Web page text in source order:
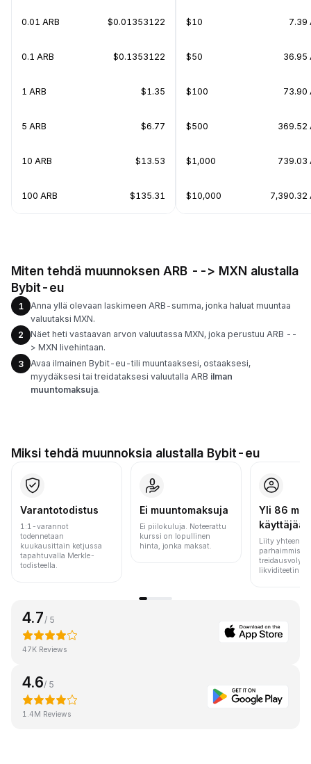
0.01 ARB $0.01353122
0.1 ARB $0.1353122
1 ARB $1.35
5 ARB $6.77
10 ARB $13.53
100 ARB $135.31
$10 7.39
$50 36.95
$100 73.90
$500 369.52
$1,000 739.03
$10,000 7,390.32
Miten tehdä muunnoksen ARB --> MXN alustalla
Bybit-eu
1
Anna yllä olevaan laskimeen ARB-summa, jonka haluat muuntaa
valuutaksi MXN.
2
Näet heti vastaavan arvon valuutassa MXN, joka perustuu ARB --
> MXN livehintaan.
3
Avaa ilmainen Bybit-eu-tili muuntaaksesi, ostaaksesi,
myydäksesi tai treidataksesi valuutalla ARB ilman
muuntomaksuja.
Miksi tehdä muunnoksia alustalla Bybit-eu
Varantotodistus
1:1-varannot
todennetaan
kuukausittain ketjussa
tapahtuvalla Merkle-
todisteella.
Ei muuntomaksuja
Ei piilokuluja. Noteerattu
kurssi on lopullinen
hinta, jonka maksat.
Yli 86 milj.
käyttäjää
Liity yhteen
parhaimmista
likviditeetin
4.7 / 5
47K Reviews
4.6/ 5
1.4M Reviews